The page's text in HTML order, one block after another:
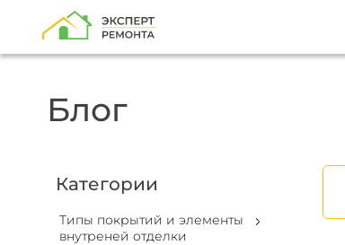
Блог
Категории
Типы покрытий и элементы
внутреней отделки